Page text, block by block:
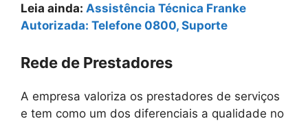
Leia ainda: Assistência Técnica Franke
Autorizada: Telefone 0800, Suporte
Rede de Prestadores
A empresa valoriza os prestadores de serviços
e tem como um dos diferenciais a qualidade no